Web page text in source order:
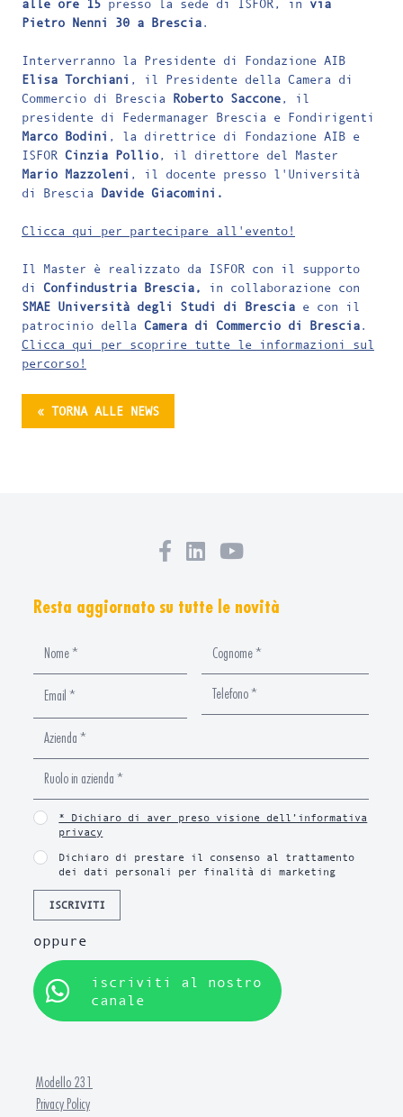
Pietro Nenni 30 a Brescia.
Interverranno la Presidente di Fondazione AIB
Elisa Torchiani , il Presidente della Camera di
Commercio di Brescia Roberto Saccone, il
presidente di Federmanager Brescia e Fondirigenti
Marco Bodini , la direttrice di Fondazione AIB e
ISFOR Cinzia Pollio, il direttore del Master
Mario Mazzoleni , il
docente presso l'Università
di Brescia Davide Giacomini.
Clicca qui per partecipare all'evento!
Il Master è realizzato da ISFOR con il supporto
di Confindustria Brescia,
in collaborazione con
SMAE Università degli Studi di Brescia e con il
patrocinio della Camera di Commercio di Brescia.
Clicca qui per scoprire tutte le informazioni sul
percorso!
« TORNA ALLE NEWS
Resta aggiornato su tutte le novità
* Dichiaro di aver preso visione dell’informativa
privacy
Dichiaro di prestare il consenso al trattamento
dei dati personali per finalità di marketing
ISCRIVITI
oppure
iscriviti al nostro
canale
Modello 231
Privacy Policy